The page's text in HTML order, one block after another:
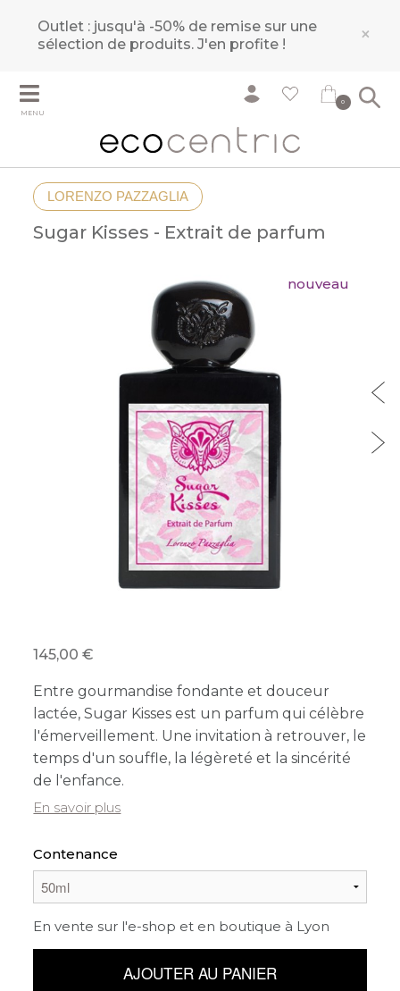
Outlet : jusqu'à -50% de remise sur une
sélection de produits.J'en profite ! ×
MENU
0
LORENZO PAZZAGLIA
Sugar Kisses - Extrait de parfum
nouveau
145,00
Entre gourmandise fondante et douceur
lactée, Sugar Kisses est un parfum qui célèbre
l'émerveillement. Une invitation à retrouver, le
temps d'un souffle, la légèreté et la sincérité
de l'enfance.
En savoir plus
Contenance
En vente sur l'e-shop et en boutique à Lyon
AJOUTER AU PANIER